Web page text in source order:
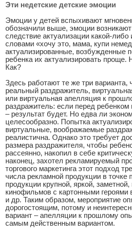
Эти недетские детские эмоции
Эмоции у детей вспыхивают
обозначили выше, эмоции
следствие актуализации какой-либо
словами «хочу это, мама, купи
актуализированные, возбужденные
ребенка их актуализировать проще.
Как?
Здесь работают те же три варианта,
реальный раздражитель,
или виртуальная апелляция к
раздражитель: если перед ребенком
– результат будет. Но едва ли
целесообразно. Попытка
виртуальные, воображаемые
реалистична. Однако это требует
размера раздражителя, чтобы
рассеянно, накопил в себе
наконец, захотел рекламируемый
торгового маркетинга этот подход
числа рекламной продукции в точке
продукции крупной, яркой,
кинофильмов с картонными героями
и др. Таким образом, мероприятие
дорогостоящим, потому и
вариант – апелляции к прошлому
самым действенным вариантом.